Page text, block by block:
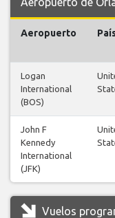
Aeropuerto
Logan
International
(BOS)
John F
Kennedy
International
(JFK)
Vuelos